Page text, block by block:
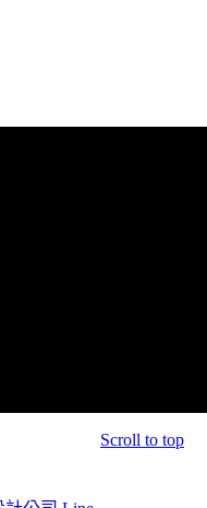
Scroll to top